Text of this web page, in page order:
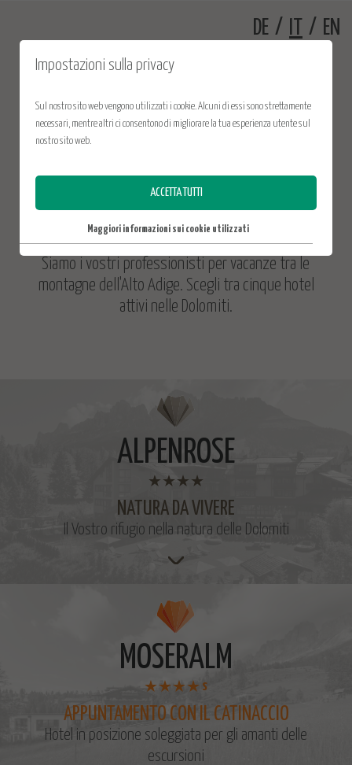
DE / / EN
GODERSI LE VACANZE
Siamo i vostri professionisti per vacanze tra le
montagne dell'Alto Adige. Scegli tra cinque hotel
attivi nelle Dolomiti.
ALPENROSE
NATURA DA VIVERE
Il Vostro rifugio nella natura delle Dolomiti
MOSERALM
s
APPUNTAMENTO CON IL CATINACCIO
Hotel in posizione soleggiata per gli amanti delle
escursioni
Impostazioni sulla privacy
Sul nostro sito web vengono utilizzati i cookie. Alcuni di essi sono strettamente
necessari, mentre altri ci consentono di migliorare la tua esperienza utente sul
nostro sito web.
ACCETTA TUTTI
Maggiori informazioni sui cookie utilizzati